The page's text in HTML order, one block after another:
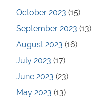
October 2023 (15)
September 2023 (13)
August 2023 (16)
July 2023 (17)
June 2023 (23)
May 2023 (13)